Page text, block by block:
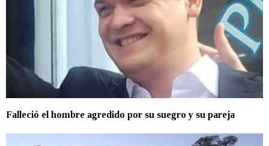
Falleció el hombre agredido por su suegro y su pareja